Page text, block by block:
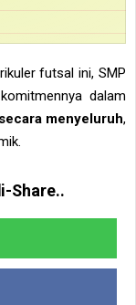
futsal ini, SMP
dalam
menyeluruh,
Share..